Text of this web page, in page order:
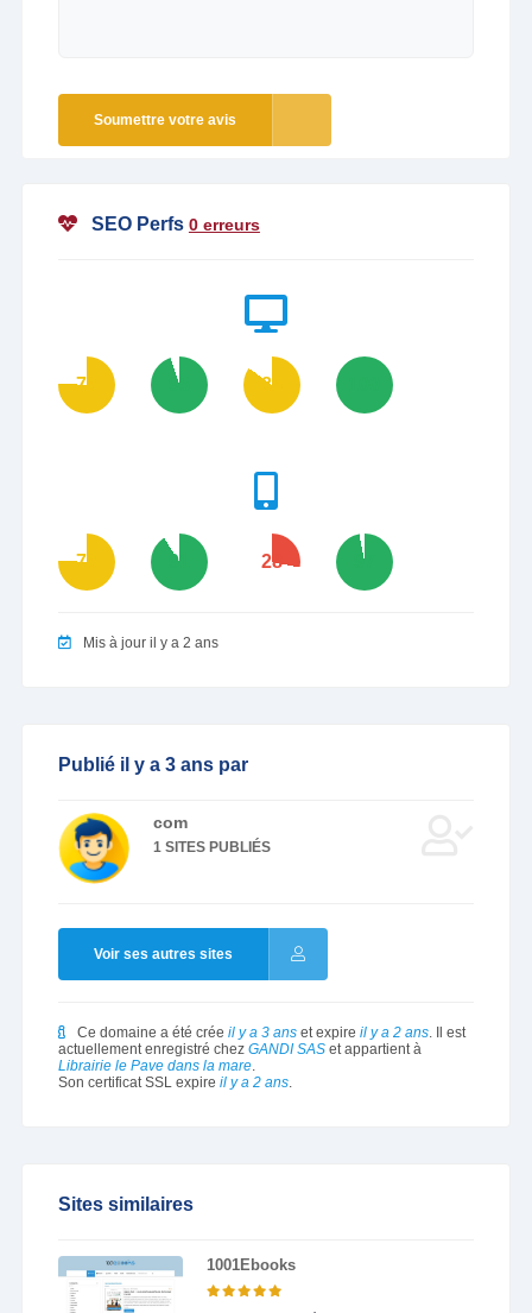
Soumettre votre avis
SEO Perfs 0 erreurs
76 95 85
76 91 28 97
Mis à jour il y a 2 ans
Publié il y a 3 ans par
com
1 SITES PUBLIÉS
Voir ses autres sites
Ce domaine a été crée il y a 3 anset expire il y a 2 ans. Il est
actuellement enregistré chez GANDI SASet appartient à
Librairie le Pave dans la mare.
Son certificat SSL expire il y a 2 ans.
Sites similaires
1001Ebooks